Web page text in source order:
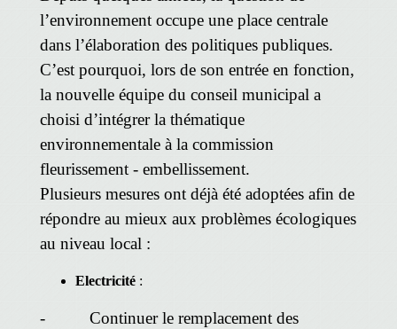
l’environnement occupe une place centrale
dans l’élaboration des politiques publiques.
C’est pourquoi, lors de son entrée en fonction,
la nouvelle équipe du conseil municipal a
choisi d’intégrer la thématique
environnementale à la commission
fleurissement - embellissement.
Plusieurs mesures ont déjà été adoptées afin de
répondre au mieux aux problèmes écologiques
au niveau local :
Electricité :
- Continuer le remplacement des